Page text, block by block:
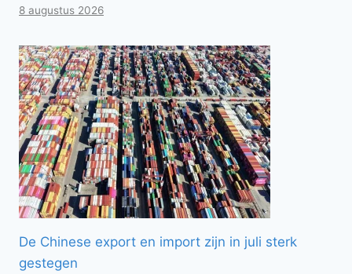
8 augustus 2026
De Chinese export en import zijn in juli sterk
gestegen